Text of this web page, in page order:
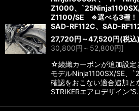
Z1000、
Z1100/SE ※選べる3種！
SAD-RF112C、SAD-
27,720円 ～47,520円(税込)
30,800円 ～52,800円]
☆綾織カーボンが追加設
モデルNinja1100SX/SE、
確認をおこない適合追加と
STRIKERエアロデザイン